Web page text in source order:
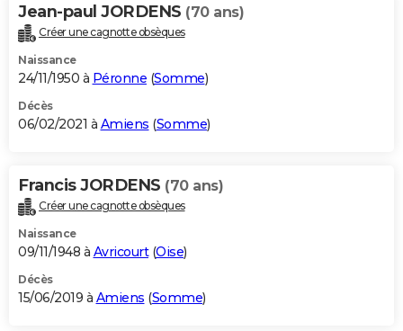
Jean-paul JORDENS (70 ans)
Créer une cagnotte obsèques
Naissance
24/11/1950 à Péronne (Somme)
Décès
06/02/2021 à Amiens (Somme)
Francis JORDENS (70 ans)
Créer une cagnotte obsèques
Naissance
09/11/1948 à Avricourt(Oise)
Décès
15/06/2019 à Amiens (Somme)